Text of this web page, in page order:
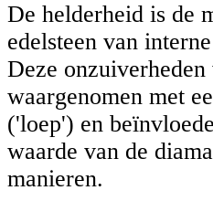
De helderheid is de
edelsteen van
Deze
waargenomen met
('loep') en
waarde van de
manieren.